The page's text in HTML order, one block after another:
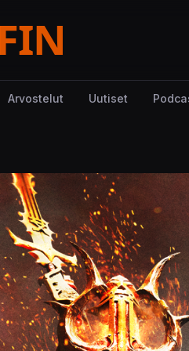
Arvostelut Uutiset